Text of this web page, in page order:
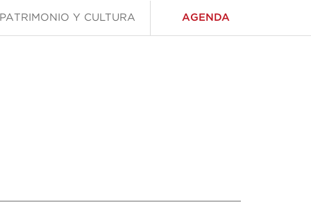
Y CULTURA AGENDA